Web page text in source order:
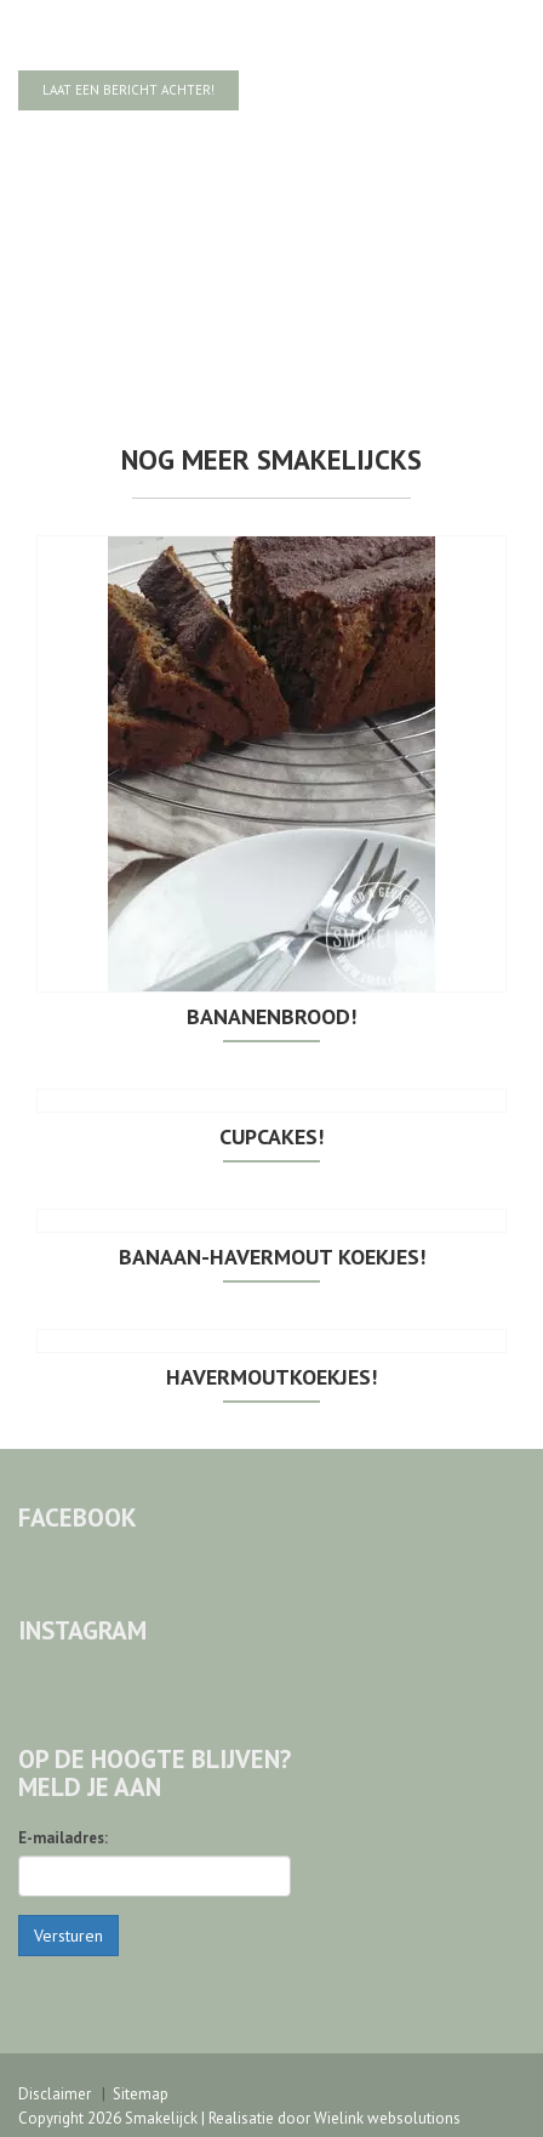
LAAT EEN BERICHT ACHTER!
NOG MEER SMAKELIJCKS
BANANENBROOD!
CUPCAKES!
BANAAN-HAVERMOUT KOEKJES!
HAVERMOUTKOEKJES!
FACEBOOK
INSTAGRAM
OP DE HOOGTE BLIJVEN?
MELD JE AAN
E-mailadres:
Versturen
Disclaimer
Sitemap
Copyright 2026 Smakelijck | Realisatie doorWielink websolutions